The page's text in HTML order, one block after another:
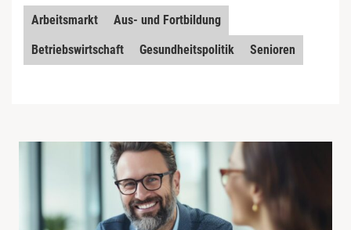
Arbeitsmarkt
Aus- und Fortbildung
Betriebswirtschaft
Gesundheitspolitik Senioren